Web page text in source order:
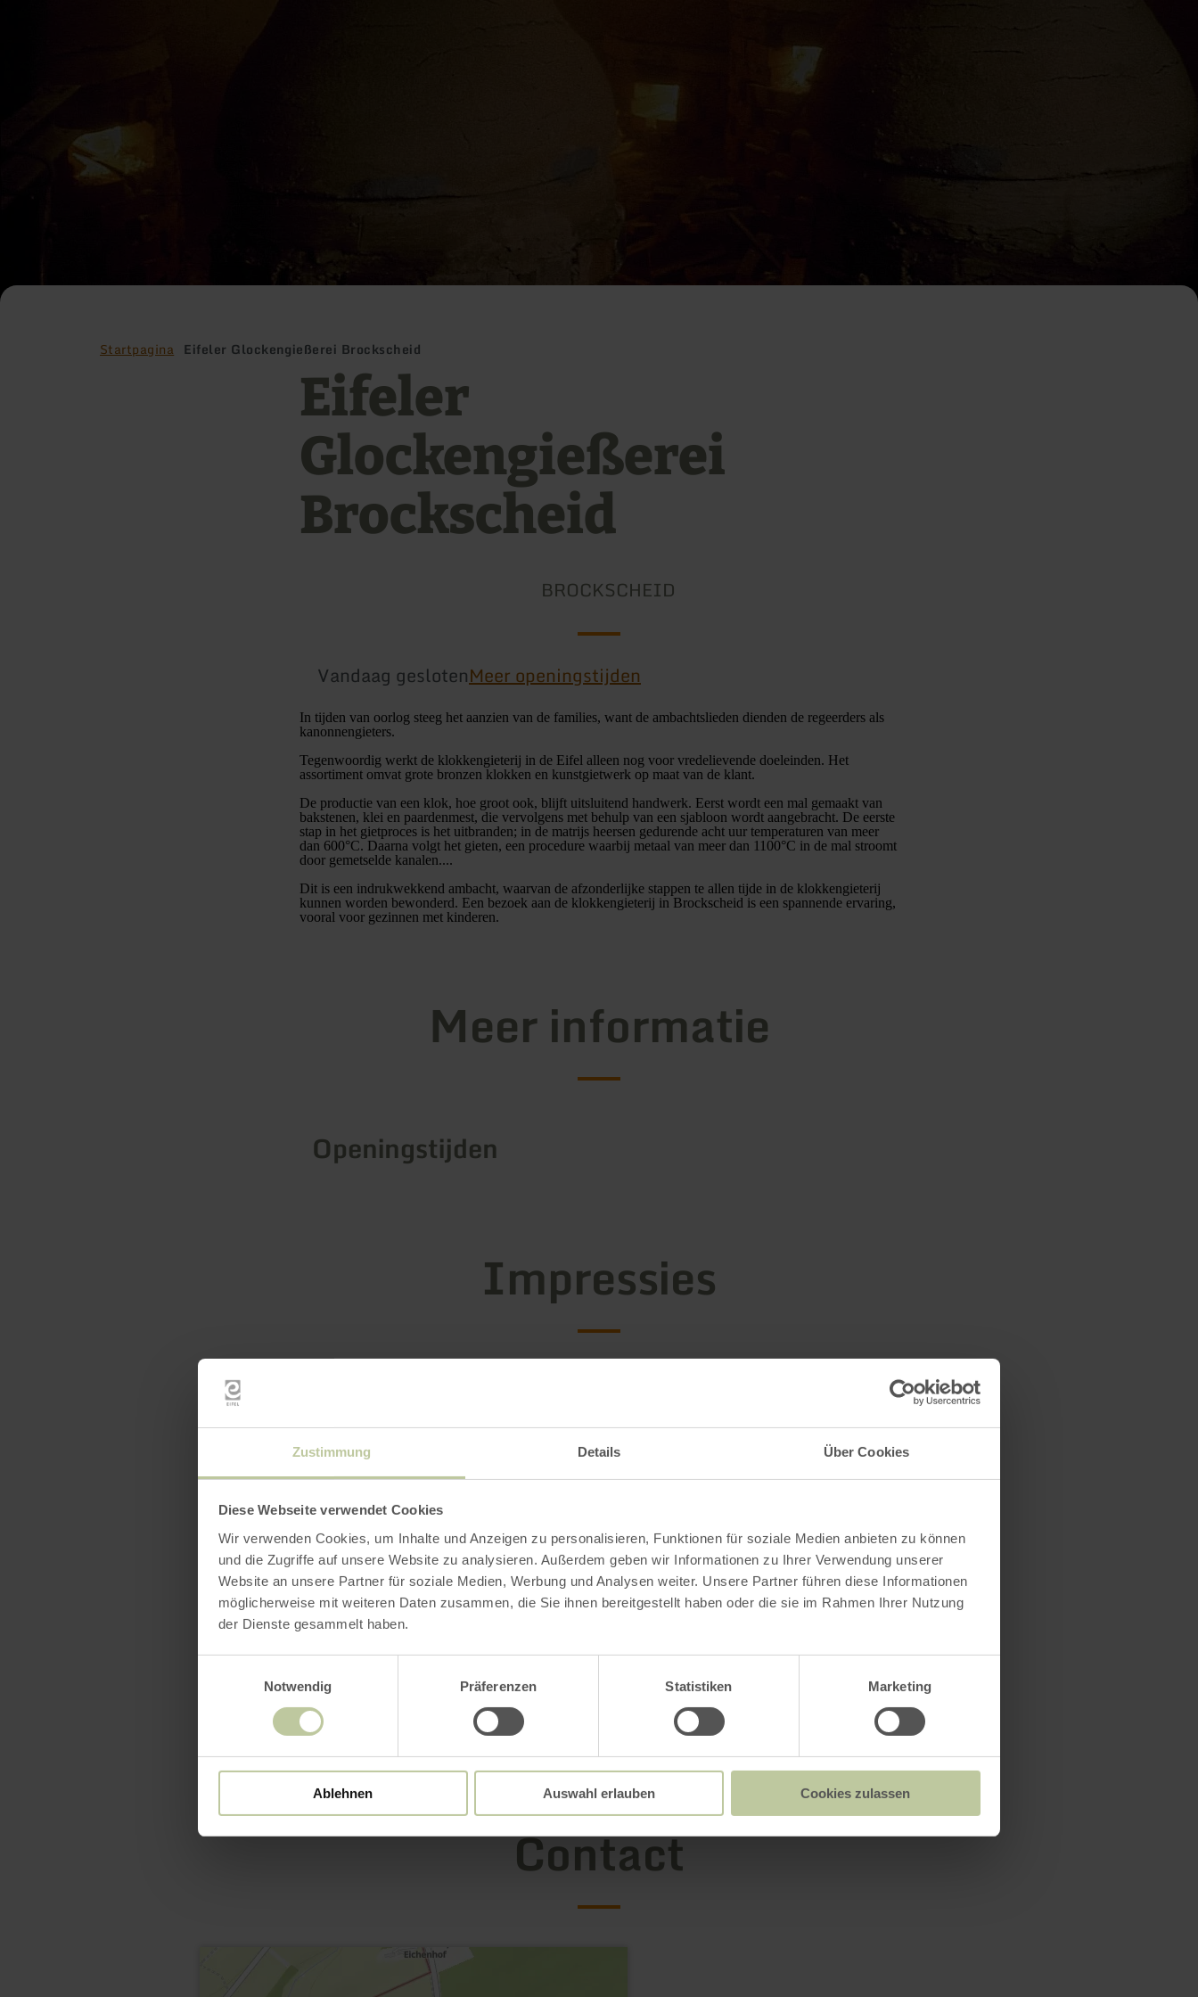
Zustimmung Details Über Cookies
Diese Webseite verwendet Cookies
Wir verwenden Cookies, um Inhalte und Anzeigen zu personalisieren, Funktionen für soziale Medien anbieten zu können
und die Zugriffe auf unsere Website zu analysieren. Außerdem geben wir Informationen zu Ihrer Verwendung unserer
Website an unsere Partner für soziale Medien, Werbung und Analysen weiter. Unsere Partner führen diese Informationen
möglicherweise mit weiteren Daten zusammen, die Sie ihnen bereitgestellt haben oder die sie im Rahmen Ihrer Nutzung
der Dienste gesammelt haben.
Notwendig
Präferenzen Statistiken Marketing
Ablehnen Auswahl erlauben Cookies zulassen
Startpagina Eifeler Glockengießerei Brockscheid
Eifeler
Glockengießerei
Brockscheid
BROCKSCHEID
Vandaag geslotenMeer openingstijden
In tijden van oorlog steeg het aanzien van de families, want de ambachtslieden dienden de regeerders als
kanonnengieters.
Tegenwoordig werkt de klokkengieterij in de Eifel alleen nog voor vredelievende doeleinden. Het
assortiment omvat grote bronzen klokken en kunstgietwerk op maat van de klant.
De productie van een klok, hoe groot ook, blijft uitsluitend handwerk. Eerst wordt een mal gemaakt van
bakstenen, klei en paardenmest, die vervolgens met behulp van een sjabloon wordt aangebracht. De eerste
stap in het gietproces is het uitbranden; in de matrijs heersen gedurende acht uur temperaturen van meer
dan 600°C. Daarna volgt het gieten, een procedure waarbij metaal van meer dan 1100°C in de mal stroomt
door gemetselde kanalen....
Dit is een indrukwekkend ambacht, waarvan de afzonderlijke stappen te allen tijde in de klokkengieterij
kunnen worden bewonderd. Een bezoek aan de klokkengieterij in Brockscheid is een spannende ervaring,
vooral voor gezinnen met kinderen.
Meer informatie
Openingstijden
Impressies
Contact